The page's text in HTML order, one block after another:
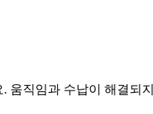
움직임과 수납이 해결되